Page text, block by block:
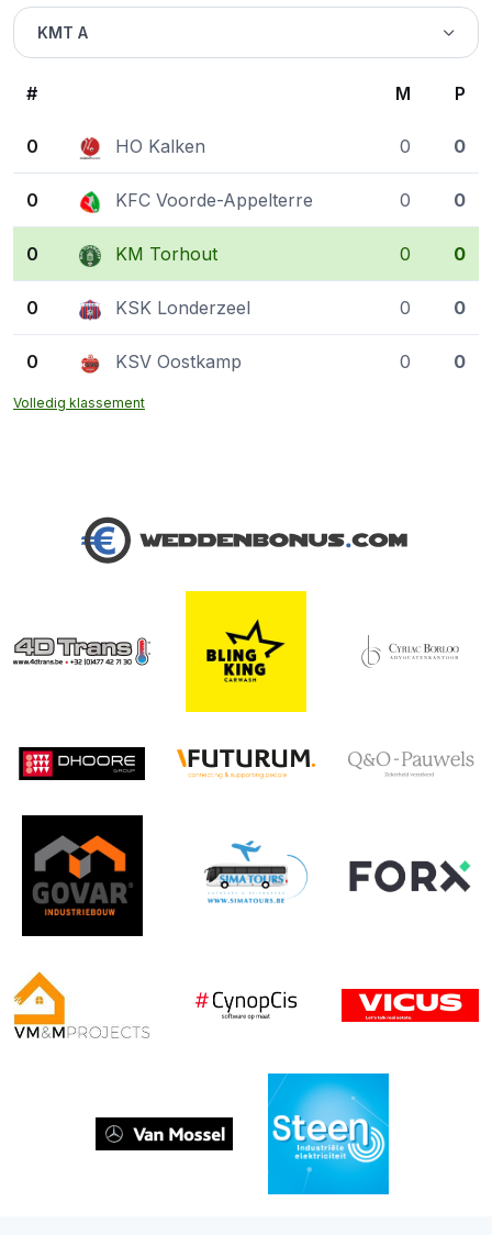
KMT A
# M P
0 HO Kalken 0 0
0 KFC Voorde-Appelterre 0 0
0 KM Torhout 0 0
0 KSK Londerzeel 0 0
0 KSV Oostkamp 0 0
Volledig klassement